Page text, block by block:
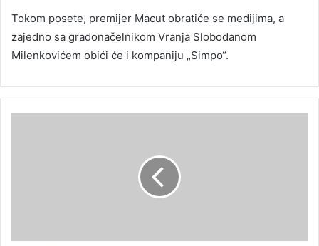
Tokom posete, premijer Macut obratiće se medijima, a
zajedno sa gradonačelnikom Vranja Slobodanom
Milenkovićem obići će i kompaniju „Simpo“.